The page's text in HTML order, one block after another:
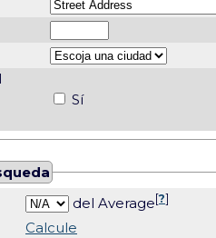
Sí
del Average [?]
Calcule